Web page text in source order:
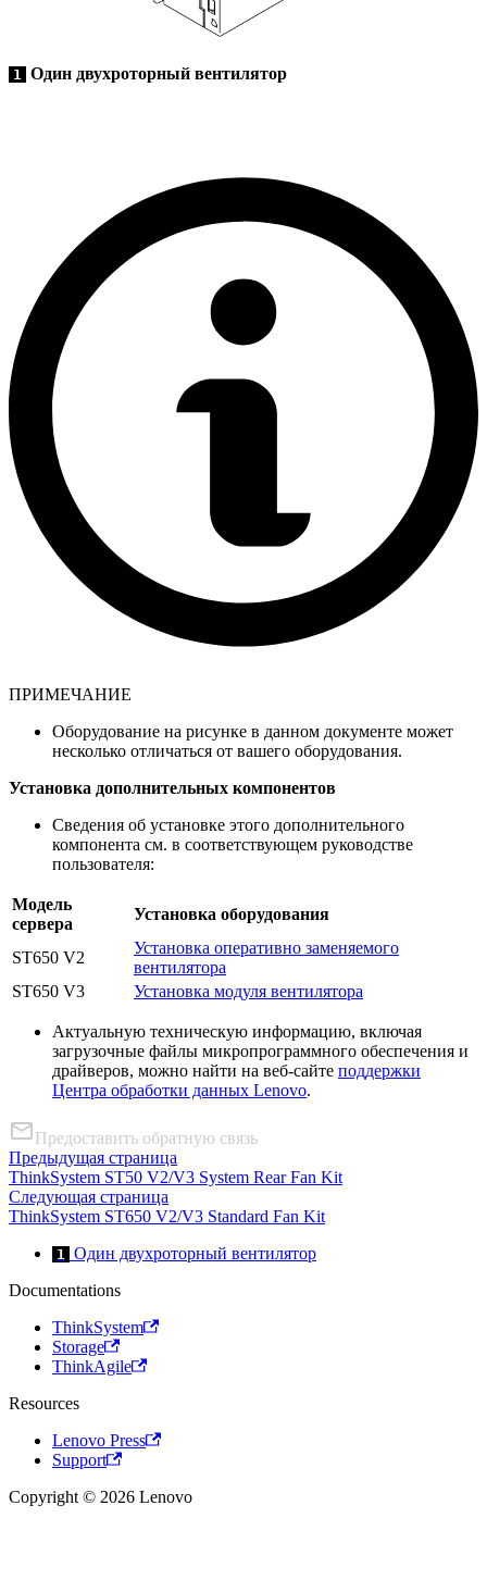
1 Один двухроторный вентилятор
ПРИМЕЧАНИЕ
Оборудование на рисунке в данном документе может
несколько отличаться от вашего оборудования.
Установка дополнительных компонентов
Сведения об установке этого дополнительного
компонента см. в соответствующем руководстве
пользователя:
Модель
сервера
Установка оборудования
ST650 V2
Установка оперативно заменяемого
вентилятора
ST650 V3
Установка модуля вентилятора
Актуальную техническую информацию, включая
загрузочные файлы микропрограммного обеспечения и
драйверов, можно найти на веб-сайте поддержки
Центра обработки данных Lenovo.
Предоставить обратную связь
Предыдущая страница
ThinkSystem ST50 V2/V3 System Rear Fan Kit
Следующая страница
ThinkSystem ST650 V2/V3 Standard Fan Kit
1 Один двухроторный вентилятор
Documentations
ThinkSystem
Storage
ThinkAgile
Resources
Lenovo Press
Support
Copyright © 2026 Lenovo